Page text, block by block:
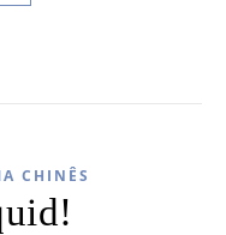
CHINÊS